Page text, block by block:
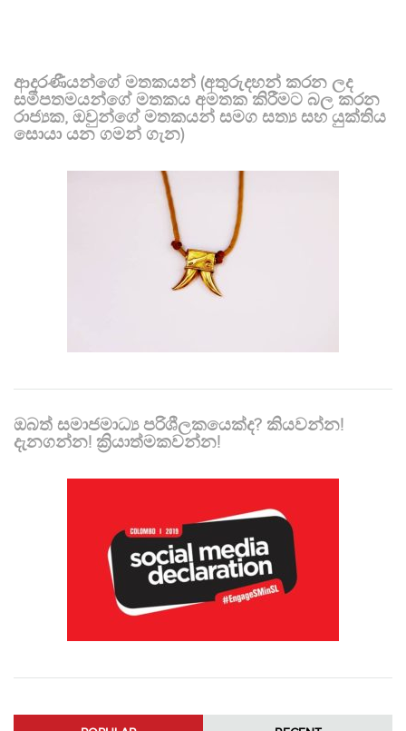
ආදරණීයන්ගේ මතකයන් (අතුරුදහන් කරන ලද
සමීපතමයන්ගේ මතකය අමතක කිරීමට බල කරන
රාජ්‍යක, ඔවුන්ගේ මතකයන් සමග සත්‍ය සහ යුක්තිය
සොයා යන ගමන් ගැන)
ඔබත් සමාජමාධ්‍ය පරිශීලකයෙක්ද? කියවන්න!
දැනගන්න! ක්‍රියාත්මකවන්න!